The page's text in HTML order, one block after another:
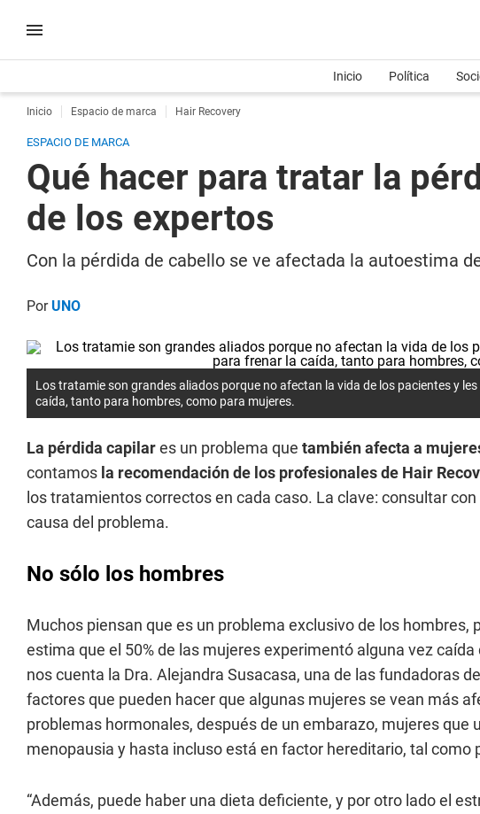
Inicio Política
Inicio Espacio de marca Hair Recovery
ESPACIO DE MARCA
Qué hacer para tratar la
de los expertos
Con la pérdida de cabello se ve afectada la autoestima
PorUNO
Los tratamie son grandes aliados porque no afectan la vida de los pacientes y
caída, tanto para hombres, como para mujeres.
La pérdida capilares un problema que también afecta a
contamos la recomendación de los profesionales de Hair
los tratamientos correctos en cada caso. La clave: consultar
causa del problema.
No sólo los hombres
Muchos piensan que es un problema exclusivo de los hombres,
estima que el 50% de las mujeres experimentó alguna vez
nos cuenta la Dra. Alejandra Susacasa, una de las fundadoras
factores que pueden hacer que algunas mujeres se vean más
problemas hormonales, después de un embarazo, mujeres que
menopausia y hasta incluso está en factor hereditario, tal como
“Además, puede haber una dieta deficiente, y por otro lado el